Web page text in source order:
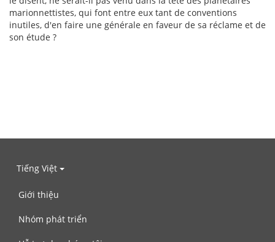
marionnettistes, qui font entre eux tant de conventions
inutiles, d'en faire une générale en faveur de sa réclame et de
son étude ?
Tiếng Việt
Giới thiệu
Nhóm phát triển